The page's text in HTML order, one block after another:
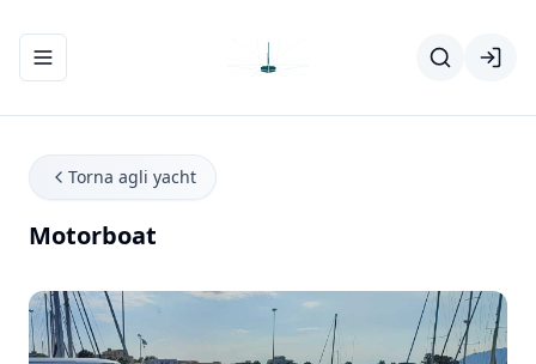
Apri/chiudi menu di navigazione
Torna agli yacht
Motorboat